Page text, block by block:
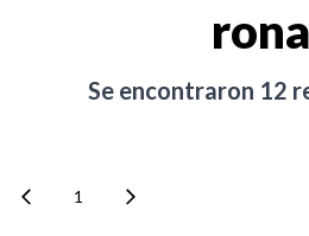
Se encontraron 12
1